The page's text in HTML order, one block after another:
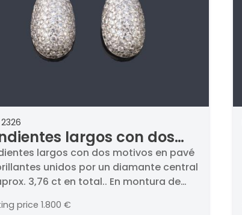
largos con dos
en pavé de brillantes
por un diamante
de aprox. 3,76 ct en
largos con dos motivos en pavé
unidos por un diamante central
3,76 ct en total.. En montura de
price 1.800 €